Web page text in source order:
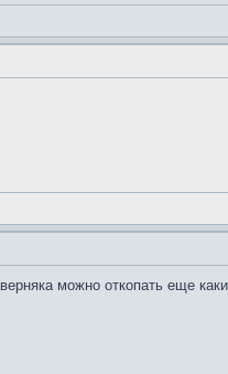
можно откопать еще